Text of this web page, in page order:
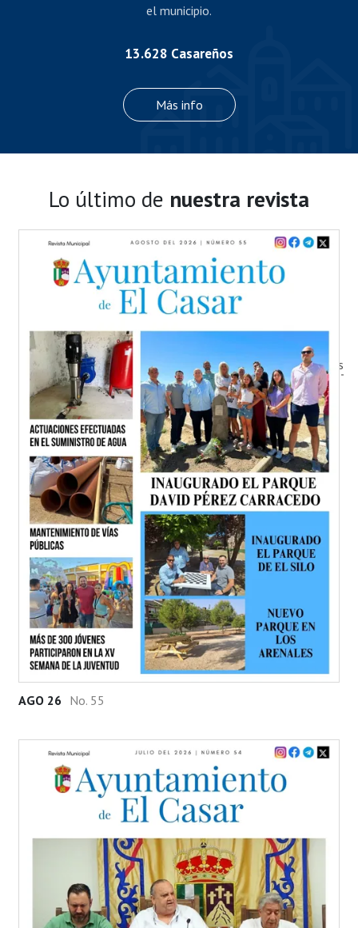
el municipio.
13.628 Casareños
Más info
Lo último de nuestra revista
AGO 26 No. 55
Ver todas las ediciones